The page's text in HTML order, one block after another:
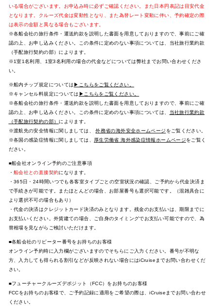
いる場合がございます。お申込み時に必ずご確認ください。また日本円表記は目安代金
となります。クルーズ代金は変動性となり、また為替レート変動に伴い、予約確定の際
は表示の金額と異なる場合もございます。
※各船会社の旅行条件・運送約款を説明した書面を用意しておりますので、事前にご確
認の上、お申し込みください。この条件に定めのない事項については、当社旅行業約款
（手配旅行契約の部）によります。
※1室1名利用、1室3名利用の場合の代金などについては弊社までお問い合わせくださ
い。
※船内チップ規定については▶こちらをご覧ください。
※キャンセル料規定については ▶こちらをご覧ください。
※各船会社の旅行条件・運送約款を説明した書面を用意しておりますので、事前にご確
認の上、お申し込みください。この条件に定めのない事項については、
当社旅行業約款
（手配旅行契約の部） によります。
※渡航先の安全情報に関しましては、外務省の海外安全ホームページ をご覧ください。
※各国の感染症情報に関しましては、
厚生労働省 海外感染症情報ホームページをご覧く
ださい。
■船会社オンライン予約のご注意事項
・ 船会社との直接契約になります。
・365日・24時間いつでも各客室タイプごとの空室状況の確認、ご予約から代金決済ま
で手続きが可能です。またほとんどの場合、お部屋番号も選択可能です。（混雑具合に
より選択不可の場合もあり）
・代金の決済はクレジットカード決済のみとなります。残金のお支払いは、期限までに
お支払いください。外貨建ての場合、ご自身のタイミングでお支払い可能ですので、為
替相場を見ながらご検討いただけます。
■各船会社のリピーター番号をお持ちのお客様
オンライン予約時に入力欄がございますのでそちらにご入力ください。番号が不明な
方、入力しても得られる割引などが反映されない場合にはiCruiseまでお問い合わせくだ
さい。
■フューチャークルーズデポジット（FCC）をお持ちのお客様
FCCをお持ちのお客様で、ご予約記録に適用をご希望の際は、iCruiseまでお問い合わせ
ください。